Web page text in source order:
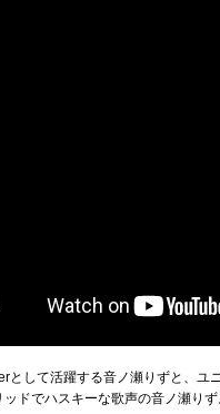
として活躍する音ノ瀬りずと、ユ
ドでハスキーな歌声の音ノ瀬り